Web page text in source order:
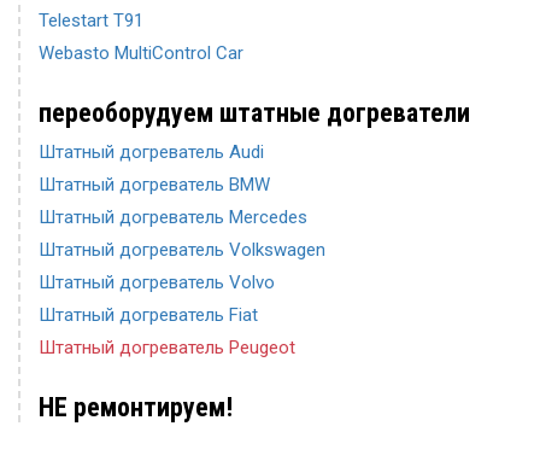
Telestart T91
Webasto MultiControl Car
переоборудуем штатные догреватели
Штатный догреватель Audi
Штатный догреватель BMW
Штатный догреватель Mercedes
Штатный догреватель Volkswagen
Штатный догреватель Volvo
Штатный догреватель Fiat
Штатный догреватель Peugeot
НЕ ремонтируем!